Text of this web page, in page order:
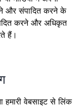
और संपादित करने के
करने और अधिकृत
हैं।
हमारी वेबसाइट से लिंक